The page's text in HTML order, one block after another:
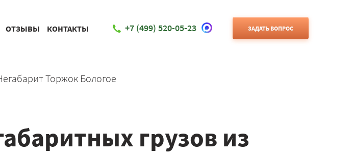
ОТЗЫВЫ КОНТАКТЫ +7 (499) 520-05-23 ЗАДАТЬ ВОПРОС
Торжок Бологое
грузов из